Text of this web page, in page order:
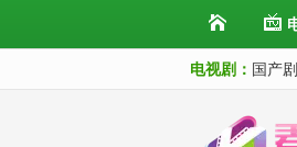
电视剧： 国产剧